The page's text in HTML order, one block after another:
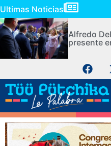
Ultimas Noticias
Alfredo
presente